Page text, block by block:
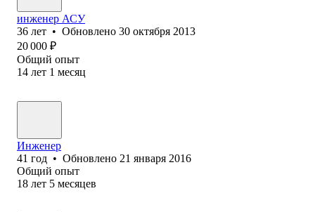
инженер АСУ
36 лет • Обновлено 30 октября 2013
20 000 ₽
Общий опыт
14 лет 1 месяц
Инженер
41 год • Обновлено 21 января 2016
Общий опыт
18 лет 5 месяцев